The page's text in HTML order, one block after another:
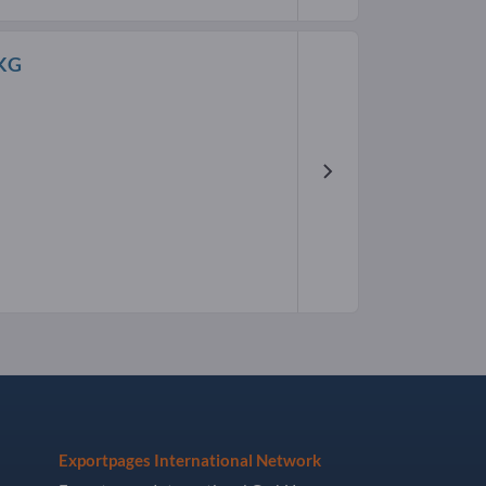
Exportpages International Network